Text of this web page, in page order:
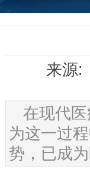
来源
在现代
为这一过
势，已成